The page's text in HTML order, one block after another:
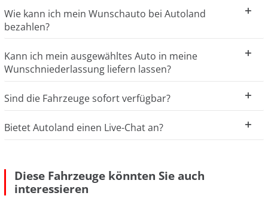
Wie kann ich mein Wunschauto bei Autoland
bezahlen?
Kann ich mein ausgewähltes Auto in meine
Wunschniederlassung liefern lassen?
Sind die Fahrzeuge sofort verfügbar?
Bietet Autoland einen Live-Chat an?
Diese Fahrzeuge könnten Sie auch
interessieren